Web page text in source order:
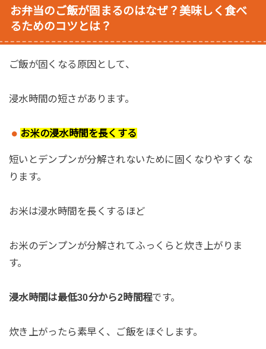
お弁当のご飯が固まるのはなぜ？美味しく食べ
るためのコツとは？
ご飯が固くなる原因として、
浸水時間の短さがあります。
お米の浸水時間を長くする
短いとデンプンが分解されないために固くなりやすくな
ります。
お米は浸水時間を長くするほど
お米のデンプンが分解されてふっくらと炊き上がりま
す。
浸水時間は最低30分から2時間程です。
炊き上がったら素早く、ご飯をほぐします。